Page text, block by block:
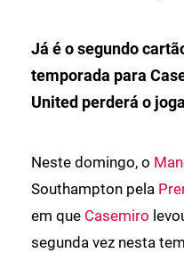
Já é o segundo
temporada para
United perderá o
Neste domingo, o
Southampton pela
em que Casemiro
segunda vez nesta